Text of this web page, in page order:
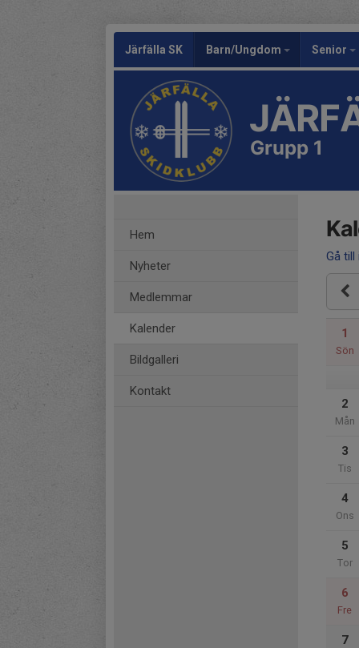
Järfälla SK Barn/Ungdom Senior
Grupp 1
Hem
Nyheter
Medlemmar
Kalender
Bildgalleri
Kontakt
Gå till
1
Sön
2
Mån
3
Tis
4
Ons
5
Tor
6
Fre
7